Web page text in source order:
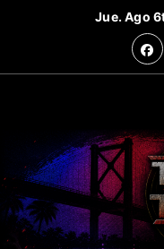
Jue. Ago